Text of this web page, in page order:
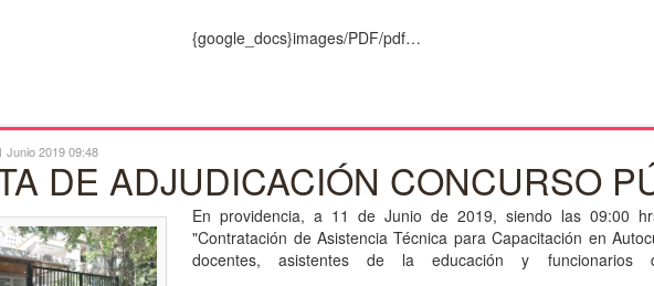
{google_docs}images/PDF/pdf…
Junio 2019 09:48
DE ADJUDICACIÓN CONCURSO
En providencia, a 11 de Junio de 2019, siendo las 09:00
"Contratación de Asistencia Técnica para Capacitación en
docentes, asistentes de la educación y